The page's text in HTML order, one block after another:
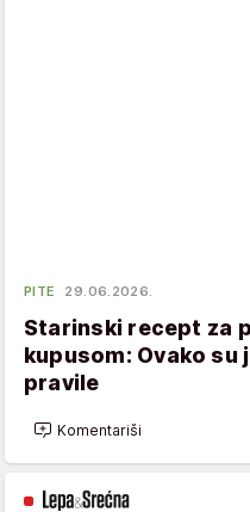
PITE 29.06.2026.
Starinski recept za
kupusom: Ovako su
pravile
Komentariši